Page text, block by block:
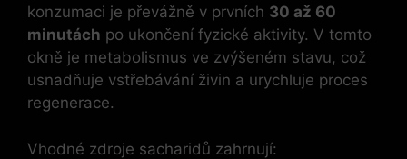
konzumaci je převážně v prvních 30 až 60
minutách po ukončení fyzické aktivity. V tomto
okně je metabolismus ve zvýšeném stavu, což
usnadňuje vstřebávání živin a urychluje proces
regenerace.
Vhodné zdroje sacharidů zahrnují: